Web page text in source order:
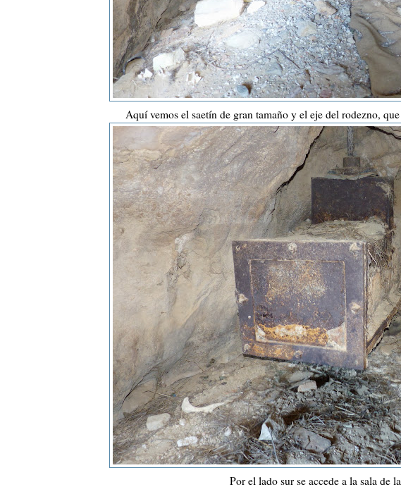
Aquí vemos el saetín de gran tamaño y el eje del rodezno,
Por el lado sur se accede a la sala de